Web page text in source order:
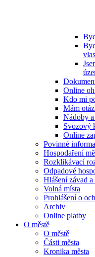
Online
Kdo mi
Mám
Nádoby
Svozový
Online
Povinné
Hospodaření
Rozklikávací
Odpadové
Hlášení závad a
Volná místa
Prohlášení o
Archiv
Online platby
O městě
O městě
Části města
Kronika města